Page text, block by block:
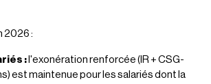
2026 :
: l'exonération renforcée (IR + CSG-
est maintenue pour les salariés dont la